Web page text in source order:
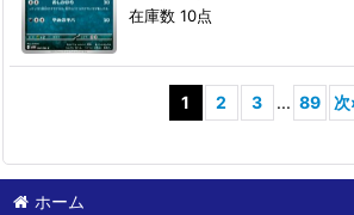
在庫数 10点
1 2 3 ... 89 次
ホーム